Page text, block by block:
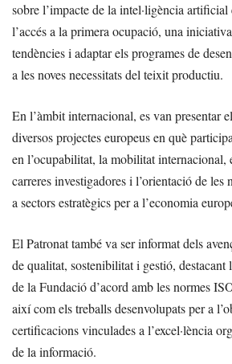
sobre l’impacte de la intel·ligència
l’accés a la primera ocupació, una
tendències i adaptar els programes de
a les noves necessitats del teixit productiu.
En l’àmbit internacional, es van presentar
diversos projectes europeus en què
en l’ocupabilitat, la mobilitat internacional,
carreres investigadores i l’orientació de les
a sectors estratègics per a l’economia
El Patronat també va ser informat dels
de qualitat, sostenibilitat i gestió,
de la Fundació d’acord amb les normes
així com els treballs desenvolupats per a
certificacions vinculades a l’excel·lència
de la informació.